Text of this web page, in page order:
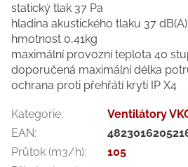
statický tlak 37 Pa
hladina akustického tlaku 37 dB(A)
hmotnost 0,41kg
maximální provozní teplota 40
doporučená maximální délka
ochrana proti přehřátí krytí IP X4
Kategorie:
Ventilátory
EAN:
Průtok (m3/h):
105